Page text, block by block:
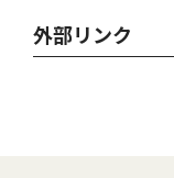
外部リンク